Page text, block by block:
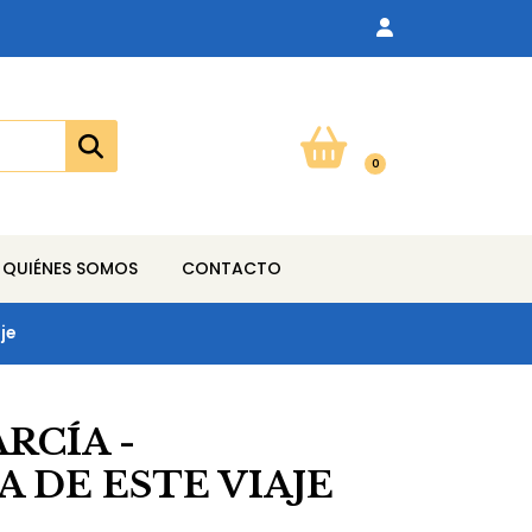
0
QUIÉNES SOMOS CONTACTO
-
DE ESTE VIAJE